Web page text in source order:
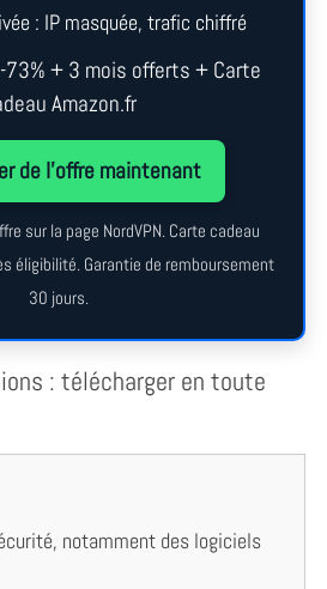
: IP masquée, trafic chiffré
+ 3 mois offerts + Carte
Amazon.fr
de l’offre maintenant
sur la page NordVPN. Carte cadeau
éligibilité. Garantie de remboursement
30 jours.
: télécharger en toute
notamment des logiciels